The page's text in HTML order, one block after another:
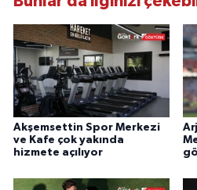
Akşemsettin Spor Merkezi
ve Kafe çok yakında
hizmete açılıyor